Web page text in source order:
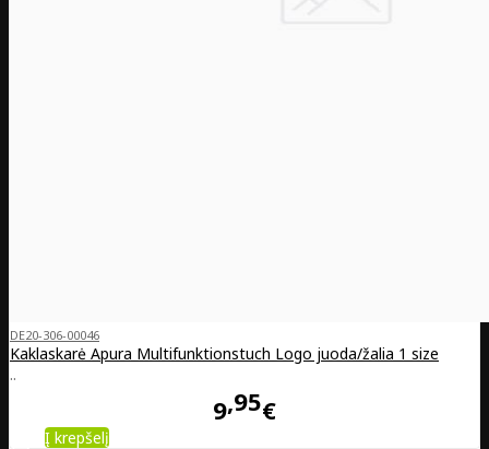
DE20-306-00046
Kaklaskarė Apura Multifunktionstuch Logo juoda/žalia 1 size
..
9 95€
Į krepšelį